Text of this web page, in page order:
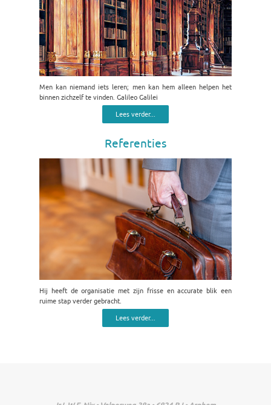
Men kan niemand iets leren; men kan hem alleen helpen het
binnen zichzelf te vinden. Galileo Galilei
Lees verder...
Referenties
Hij heeft de organisatie met zijn frisse en accurate blik een
ruime stap verder gebracht.
Lees verder...